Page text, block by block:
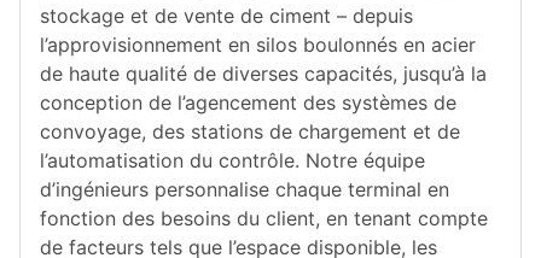
stockage et de vente de ciment – depuis
l’approvisionnement en silos boulonnés en acier
de haute qualité de diverses capacités, jusqu’à la
conception de l’agencement des systèmes de
convoyage, des stations de chargement et de
l’automatisation du contrôle. Notre équipe
d’ingénieurs personnalise chaque terminal en
fonction des besoins du client, en tenant compte
de facteurs tels que l’espace disponible, les